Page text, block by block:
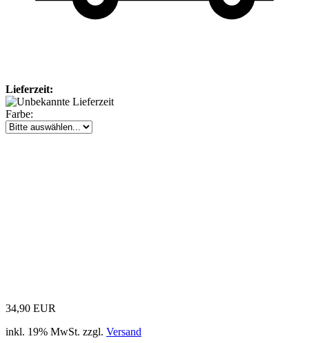
Lieferzeit:
Farbe:
34,90 EUR
inkl. 19% MwSt. zzgl. Versand